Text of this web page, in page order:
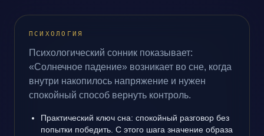
ПСИХОЛОГИЯ
Психологический сонник показывает:
«Солнечное падение» возникает во сне, когда
внутри накопилось напряжение и нужен
спокойный способ вернуть контроль.
Практический ключ сна: спокойный разговор без
попытки победить. С этого шага значение образа